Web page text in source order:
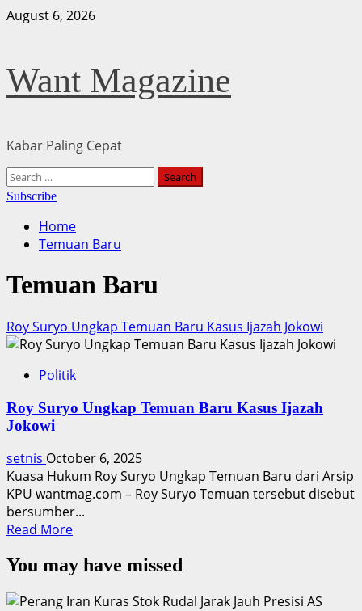
Skip
August 6, 2026
Want Magazine
Kabar Paling Cepat
Primary
Menu
Search
for:
Subscribe
Home
Temuan Baru
Temuan Baru
Roy Suryo Ungkap Temuan Baru Kasus Ijazah Jokowi
Politik
Roy Suryo Ungkap Temuan Baru Kasus Ijazah
Jokowi
setnis October 6, 2025
Kuasa Hukum Roy Suryo Ungkap Temuan Baru dari Arsip
KPU wantmag.com – Roy Suryo Temuan tersebut disebut
bersumber...
Read MoreRead
about
Suryo
You may have missed